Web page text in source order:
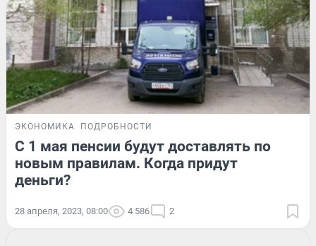
ЭКОНОМИКА ПОДРОБНОСТИ
С 1 мая пенсии будут доставлять по
новым правилам. Когда придут
деньги?
28 апреля, 2023, 08:00 4 586 2